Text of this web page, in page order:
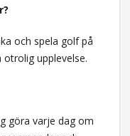
och spela golf på
upplevelse.
göra varje dag om